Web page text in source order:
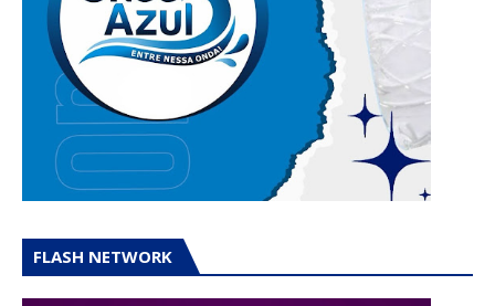
FLASH NETWORK